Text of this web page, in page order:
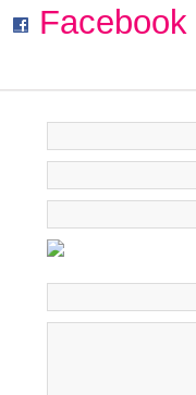
Facebook